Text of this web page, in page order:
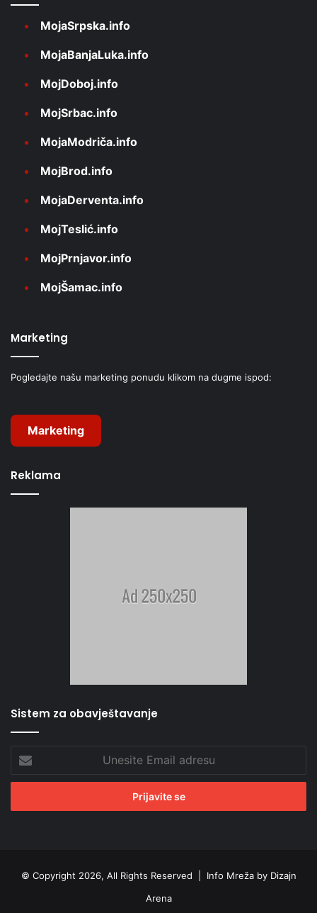
MojaSrpska.info
MojaBanjaLuka.info
MojDoboj.info
MojSrbac.info
MojaModriča.info
MojBrod.info
MojaDerventa.info
MojTeslić.info
MojPrnjavor.info
MojŠamac.info
Marketing
Pogledajte našu marketing ponudu klikom na dugme ispod:
Marketing
Reklama
Sistem za obavještavanje
Email
adresu
© Copyright 2026, All Rights Reserved | Info Mreža by Dizajn
Arena